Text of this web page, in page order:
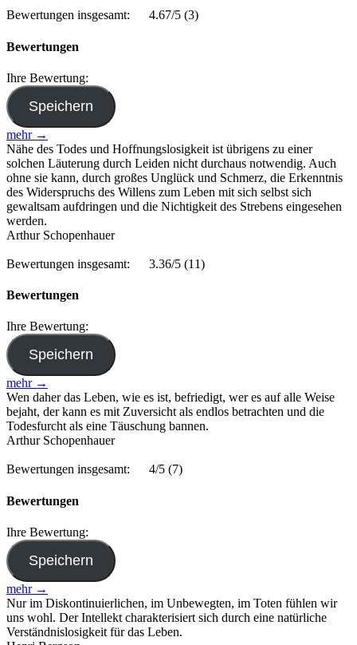
Bewertungen insgesamt: 4.67/5 (3)
Bewertungen
Ihre Bewertung:
mehr →
Nähe des Todes und Hoffnungslosigkeit ist übrigens zu einer
solchen Läuterung durch Leiden nicht durchaus notwendig. Auch
ohne sie kann, durch großes Unglück und Schmerz, die Erkenntnis
des Widerspruchs des Willens zum Leben mit sich selbst sich
gewaltsam aufdringen und die Nichtigkeit des Strebens eingesehen
werden.
Arthur Schopenhauer
Bewertungen insgesamt: 3.36/5 (11)
Bewertungen
Ihre Bewertung:
mehr →
Wen daher das Leben, wie es ist, befriedigt, wer es auf alle Weise
bejaht, der kann es mit Zuversicht als endlos betrachten und die
Todesfurcht als eine Täuschung bannen.
Arthur Schopenhauer
Bewertungen insgesamt: 4/5 (7)
Bewertungen
Ihre Bewertung:
mehr →
Nur im Diskontinuierlichen, im Unbewegten, im Toten fühlen wir
uns wohl. Der Intellekt charakterisiert sich durch eine natürliche
Verständnislosigkeit für das Leben.